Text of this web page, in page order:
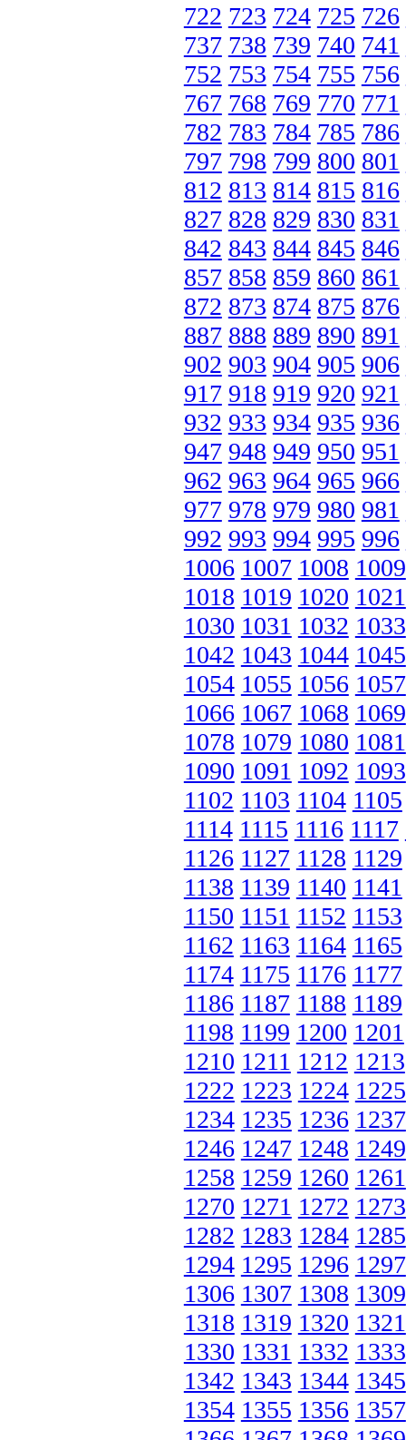
722 723 724 725 726
737 738 739 740 741
752 753 754 755 756
767 768 769 770 771
782 783 784 785 786
797 798 799 800 801
812 813 814 815 816
827 828 829 830 831
842 843 844 845 846
857 858 859 860 861
872 873 874 875 876
887 888 889 890 891
902 903 904 905 906
917 918 919 920 921
932 933 934 935 936
947 948 949 950 951
962 963 964 965 966
977 978 979 980 981
992 993 994 995 996
1006 1007 1008 1009
1018 1019 1020 1021
1030 1031 1032 1033
1042 1043 1044 1045
1054 1055 1056 1057
1066 1067 1068 1069
1078 1079 1080 1081
1090 1091 1092 1093
1102 1103 1104 1105
1114 1115 1116 1117
1126 1127 1128 1129
1138 1139 1140 1141
1150 1151 1152 1153
1162 1163 1164 1165
1174 1175 1176 1177
1186 1187 1188 1189
1198 1199 1200 1201
1210 1211 1212 1213
1222 1223 1224 1225
1234 1235 1236 1237
1246 1247 1248 1249
1258 1259 1260 1261
1270 1271 1272 1273
1282 1283 1284 1285
1294 1295 1296 1297
1306 1307 1308 1309
1318 1319 1320 1321
1330 1331 1332 1333
1342 1343 1344 1345
1354 1355 1356 1357